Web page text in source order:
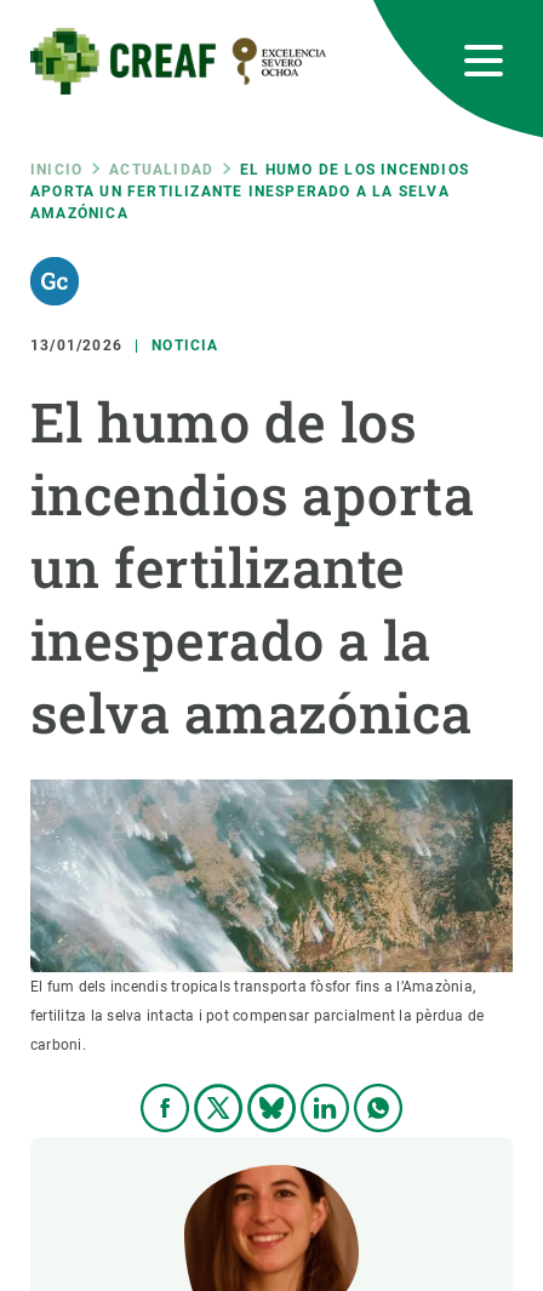
contenido
principal
Ruta
de
navegación
INICIO ACTUALIDAD
EL HUMO DE LOS INCENDIOS
APORTA UN FERTILIZANTE INESPERADO A LA SELVA
AMAZÓNICA
13/01/2026 NOTICIA
El humo de los
incendios aporta
un fertilizante
inesperado a la
selva amazónica
El fum dels incendis tropicals transporta fòsfor fins a l’Amazònia,
fertilitza la selva intacta i pot compensar parcialment la pèrdua de
carboni.
RRSS
Featured
responsive
Responsive
menu
INVESTIGACIÓN
CIENCIA EN ACCIÓN
NOTICIAS Y AGENDA